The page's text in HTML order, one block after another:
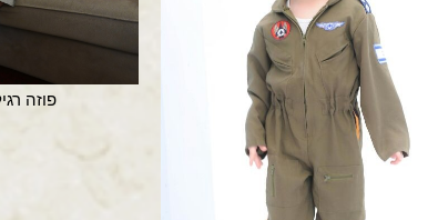
פוזה